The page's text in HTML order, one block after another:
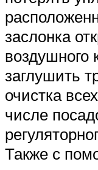
заслонка
воздушного
заглушить
очистка
числе
Также с